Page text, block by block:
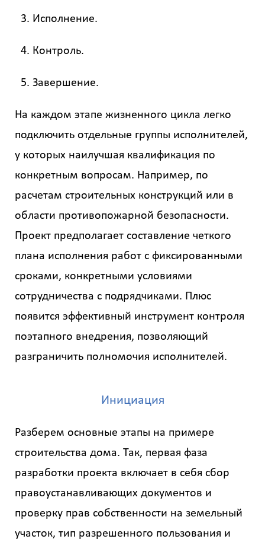
Исполнение.
Контроль.
Завершение.
На каждом этапе жизненного цикла легко
подключить отдельные группы исполнителей,
у которых наилучшая квалификация по
конкретным вопросам. Например, по
расчетам строительных конструкций или в
области противопожарной безопасности.
Проект предполагает составление четкого
плана исполнения работ с фиксированными
сроками, конкретными условиями
сотрудничества с подрядчиками. Плюс
появится эффективный инструмент контроля
поэтапного внедрения, позволяющий
разграничить полномочия исполнителей.
Инициация
Разберем основные этапы на примере
строительства дома. Так, первая фаза
разработки проекта включает в себя сбор
правоустанавливающих документов и
проверку прав собственности на земельный
участок, тип разрешенного пользования и